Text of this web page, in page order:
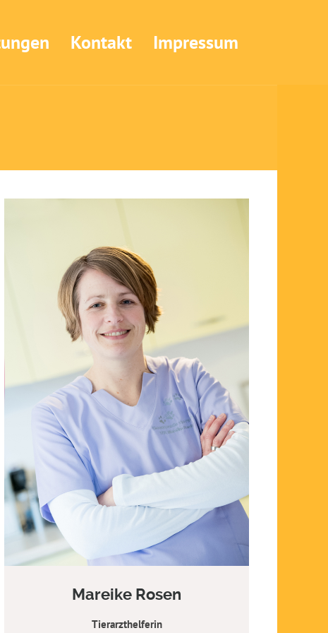
Kontakt Impressum
Mareike Rosen
Tierarzthelferin